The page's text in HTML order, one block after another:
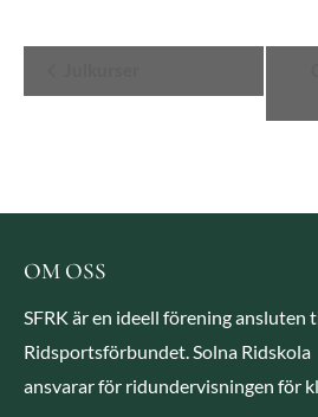
OM OSS
SFRK är en ideell förening ansluten
Ridsportsförbundet. Solna Ridskola
ansvarar för ridundervisningen för